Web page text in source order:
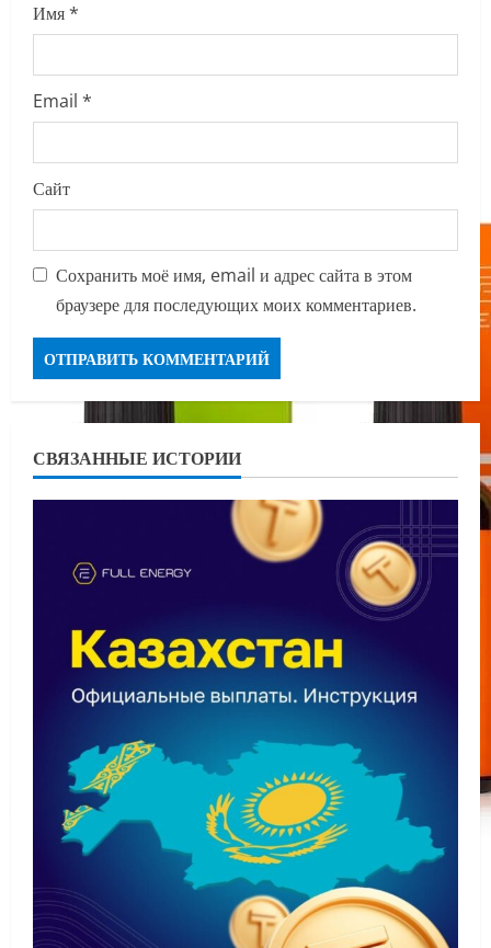
Имя*
Email *
Сайт
Сохранить моё имя, email и адрес сайта в этом
браузере для последующих моих комментариев.
СВЯЗАННЫЕ ИСТОРИИ